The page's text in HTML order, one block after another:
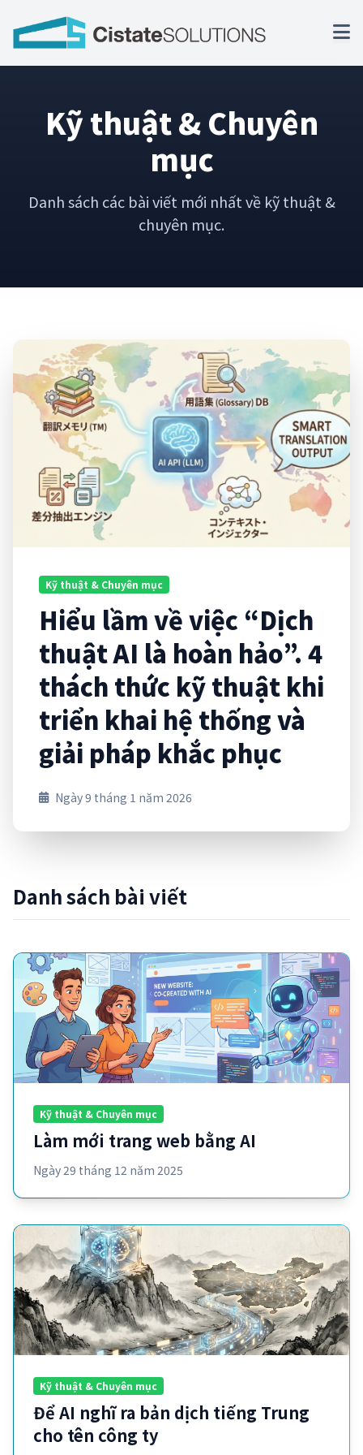
Kỹ thuật & Chuyên
mục
Danh sách các bài viết mới nhất về kỹ thuật &
chuyên mục.
Kỹ thuật & Chuyên mục
Hiểu lầm về việc “Dịch
thuật AI là hoàn hảo”. 4
thách thức kỹ thuật khi
triển khai hệ thống và
giải pháp khắc phục
Ngày 9 tháng 1 năm 2026
Danh sách bài viết
Kỹ thuật & Chuyên mục
Làm mới trang web bằng AI
Ngày 29 tháng 12 năm 2025
Kỹ thuật & Chuyên mục
Để AI nghĩ ra bản dịch tiếng Trung
cho tên công ty